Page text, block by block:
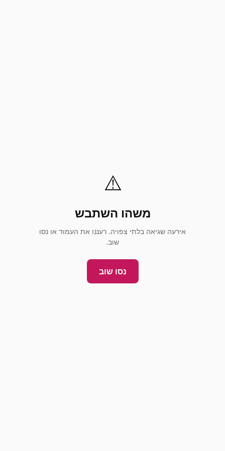
⚠️
משהו השתבש
אירעה שגיאה בלתי צפויה. רעננו את העמוד או נסו
שוב.
נסו שוב